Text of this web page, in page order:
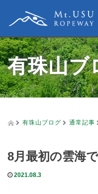
有珠山ブ
有珠山ブログ 通常記事
8月最初の雲海で
2021.08.3